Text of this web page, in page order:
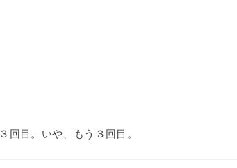
回目。いや、もう３回目。